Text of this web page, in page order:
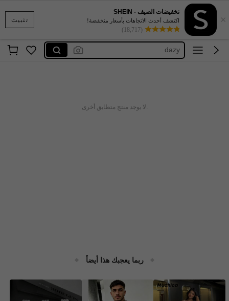
تثبيت ×
تخفيضات الصيف - SHEIN
اكتشف أحدث الاتجاهات بأسعار منخفضة!
(18,717)
maija
motf
dazy
.لا يوجد منتج متطابق أخرى
ربما يعجبك هذا أيضاً